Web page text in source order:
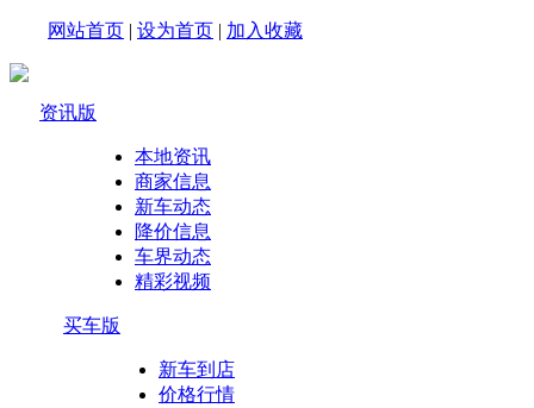
网站首页 | 设为首页 | 加入收藏
资讯版
本地资讯
商家信息
新车动态
降价信息
车界动态
精彩视频
买车版
新车到店
价格行情